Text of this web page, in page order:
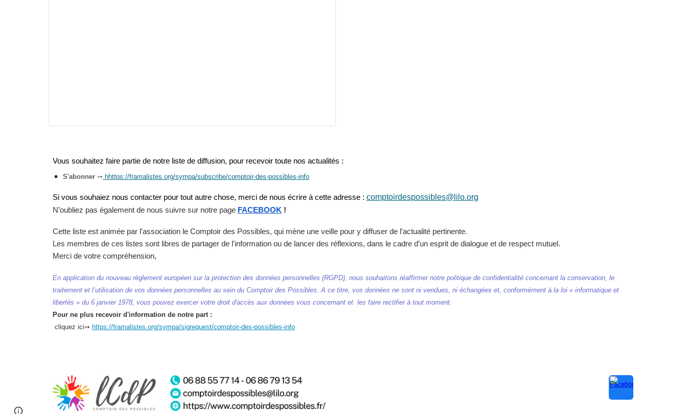
Vous souhaitez faire partie de notreliste de diffusion, pour recevoir toute nos actualités :
S'abonner➙ hhttps://framalistes.org/sympa/subscribe/comptoir-des-possibles-info
Si vous souhaiez nous contacter pour tout autre chose, merci de nous écrire à cette adresse : comptoirdespossibles@lilo.org
N’oubliez pas également de nous suivre sur notre page FACEBOOK !
Cette liste est animée par l'association le Comptoir des Possibles, qui mène une veille pour y diffuser de l'actualité pertinente.
Les membres de ces listes sont libres de partager de l'information ou de lancer des réflexions, dans le cadre d’un esprit de dialogue et de respect mutuel.
Merci de votre compréhension,
En application du nouveau règlement européen sur la protection des données personnelles (RGPD), nous souhaitons réaffirmer notre politique de confidentialité concernant la conservation, le
traitement et l’utilisation de vos données personnelles au sein du Comptoir des Possibles. A ce titre, vos données ne sont ni vendues, ni échangées et, conformément à la loi « informatique et
libertés » du 6 janvier 1978, vous pouvez exercer votre droit d'accès aux données vous concernant et les faire rectifier à tout moment.
Pour ne plus recevoir d'information de notre part :
cliquez ici➙ https://framalistes.org/sympa/sigrequest/comptoir-des-possibles-info
Google Sites Report abuse